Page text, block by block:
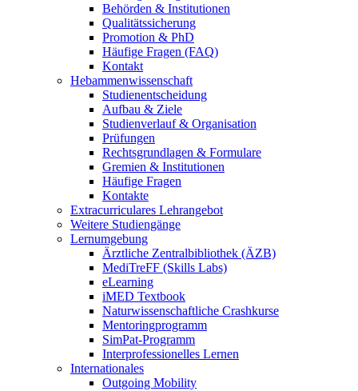
Behörden & Institutionen
Qualitätssicherung
Promotion & PhD
Häufige Fragen (FAQ)
Kontakt
Hebammenwissenschaft
Studienentscheidung
Aufbau & Ziele
Studienverlauf & Organisation
Prüfungen
Rechtsgrundlagen & Formulare
Gremien & Institutionen
Häufige Fragen
Kontakte
Extracurriculares Lehrangebot
Weitere Studiengänge
Lernumgebung
Ärztliche Zentralbibliothek (ÄZB)
MediTreFF (Skills Labs)
eLearning
iMED Textbook
Naturwissenschaftliche Crashkurse
Mentoringprogramm
SimPat-Programm
Interprofessionelles Lernen
Internationales
Outgoing Mobility